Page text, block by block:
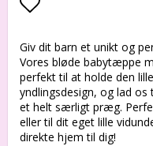
Add to list of
Giv dit barn et unikt og
Vores bløde babytæppe
perfekt til at holde den
yndlingsdesign, og lad
et helt særligt præg.
eller til dit eget lille
direkte hjem til dig!